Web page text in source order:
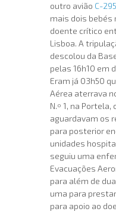
outro avião C-
mais dois bebés
doente crítico
Lisboa. A
descolou da
pelas 16h10 em
Eram já 03h50
Aérea aterrava
N.º 1, na
aguardavam os
para posterior
unidades
seguiu uma
Evacuações
para além de
uma para
para apoio ao